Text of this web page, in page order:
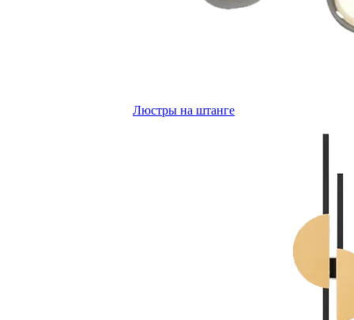
Люстры на штанге